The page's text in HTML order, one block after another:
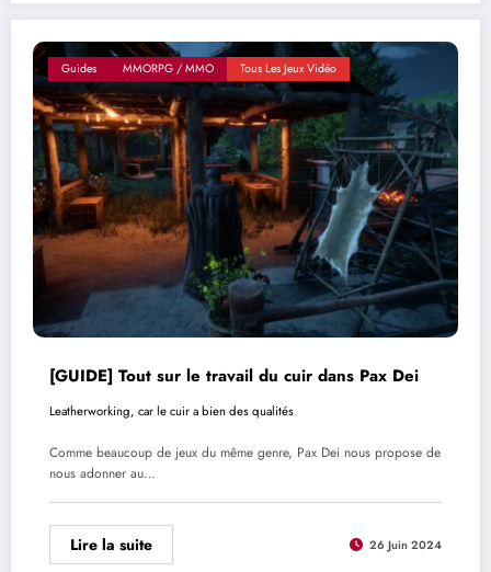
Guides MMORPG / MMO Tous Les Jeux Vidéo
[GUIDE] Tout sur le travail du cuir dans Pax Dei
Leatherworking, car le cuir a bien des qualités
Comme beaucoup de jeux du même genre, Pax Dei nous propose de
nous adonner au…
Lire la suite 26 Juin 2024